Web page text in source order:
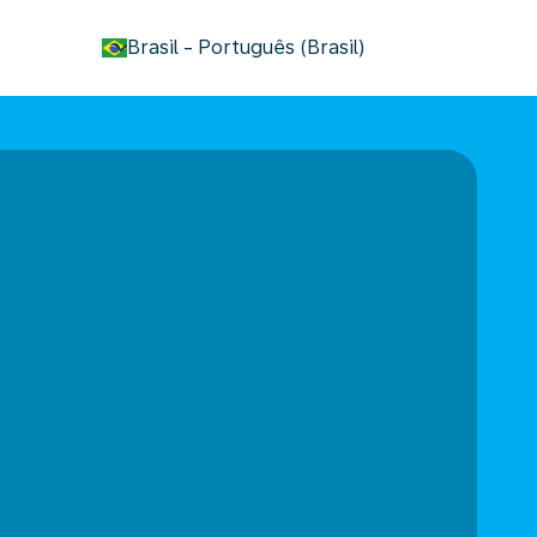
Brasil - Português (Brasil)
keyboard_arrow_down